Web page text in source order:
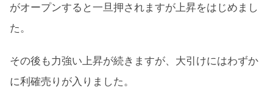
がオープンすると一旦押されますが上昇をはじめまし
た。
その後も力強い上昇が続きますが、大引けにはわずか
に利確売りが入りました。